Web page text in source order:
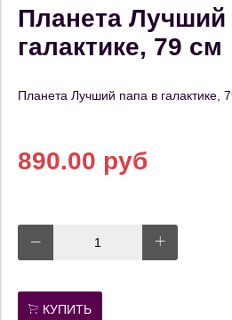
Планета Лучший
галактике, 79 см
Планета Лучший папа в галактике,
890.00 руб
КУПИТЬ